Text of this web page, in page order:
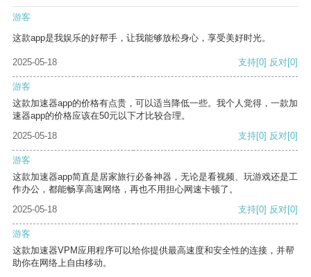
游客
这款app是我娱乐的好帮手，让我能够放松身心，享受美好时光。
2025-05-18 支持[0] 反对[0]
游客
这款加速器app的价格有点贵，可以适当降低一些。我个人觉得，一款加
速器app的价格应该在50元以下才比较合理。
2025-05-18
支持[0] 反对[0]
游客
这款加速器app简直是居家旅行必备神器，无论是看视频、玩游戏还是工
作办公，都能畅享高速网络，再也不用担心网速卡顿了。
2025-05-18
支持[0] 反对[0]
游客
这款加速器VPM应用程序可以给你提供最高速度和安全性的连接，并帮
助你在网络上自由移动。